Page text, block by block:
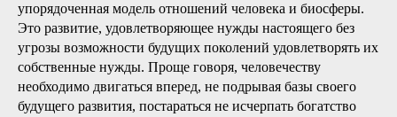
упорядоченная модель отношений человека и биосферы.
Это развитие, удовлетворяющее нужды настоящего без
угрозы возможности будущих поколений удовлетворять их
собственные нужды. Проще говоря, человечеству
необходимо двигаться вперед, не подрывая базы своего
будущего развития, постараться не исчерпать богатство